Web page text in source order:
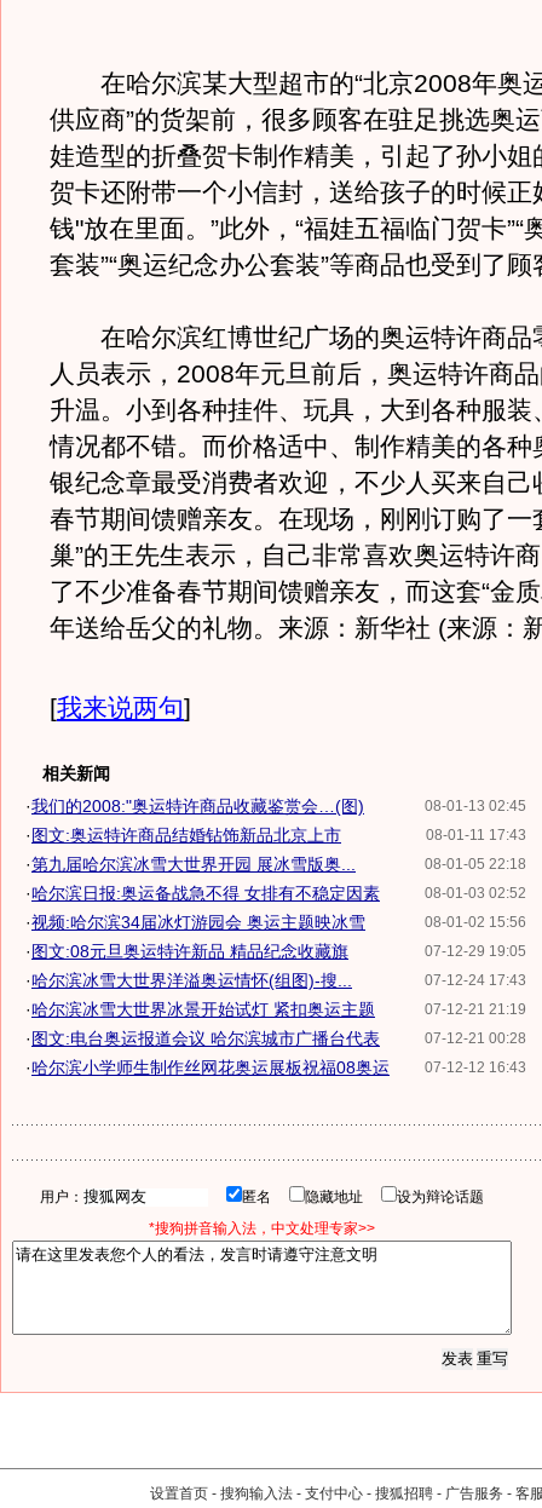
在哈尔滨某大型超市的“北京2008年奥
供应商”的货架前，很多顾客在驻足挑选奥
娃造型的折叠贺卡制作精美，引起了孙小姐
贺卡还附带一个小信封，送给孩子的时候正
钱"放在里面。”此外，“福娃五福临门贺卡”“
套装”“奥运纪念办公套装”等商品也受到了
在哈尔滨红博世纪广场的奥运特许商品
人员表示，2008年元旦前后，奥运特许商
升温。小到各种挂件、玩具，大到各种服装
情况都不错。而价格适中、制作精美的各种
银纪念章最受消费者欢迎，不少人买来自己
春节期间馈赠亲友。在现场，刚刚订购了一
巢”的王先生表示，自己非常喜欢奥运特许
了不少准备春节期间馈赠亲友，而这套“金
年送给岳父的礼物。来源：新华社 (来源：
[我来说两句]
相关新闻
08-01-13 02:45
·我们的2008:"奥运特许商品收藏鉴赏会…(图)
08-01-11 17:43
·图文:奥运特许商品结婚钻饰新品北京上市
08-01-05 22:18
·第九届哈尔滨冰雪大世界开园 展冰雪版奥...
08-01-03 02:52
·哈尔滨日报:奥运备战急不得 女排有不稳定因素
08-01-02 15:56
·视频:哈尔滨34届冰灯游园会 奥运主题映冰雪
07-12-29 19:05
·图文:08元旦奥运特许新品 精品纪念收藏旗
07-12-24 17:43
·哈尔滨冰雪大世界洋溢奥运情怀(组图)-搜...
07-12-21 21:19
·哈尔滨冰雪大世界冰景开始试灯 紧扣奥运主题
07-12-21 00:28
·图文:电台奥运报道会议 哈尔滨城市广播台代表
07-12-12 16:43
·哈尔滨小学师生制作丝网花奥运展板祝福08奥运
用户： 匿名 隐藏地址
设为辩论话题
*搜狗拼音输入法，中文处理专家>>
设置首页 - 搜狗输入法 - 支付中心 - 搜狐招聘 - 广告服务 - 客